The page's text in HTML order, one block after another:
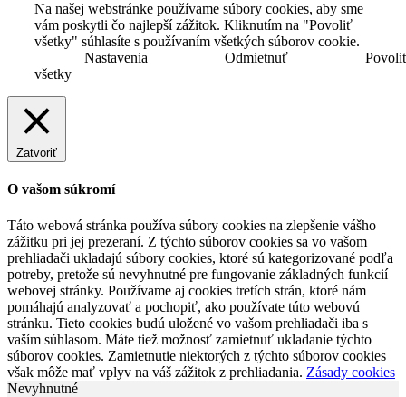
Na našej webstránke používame súbory cookies, aby sme
vám poskytli čo najlepší zážitok. Kliknutím na "Povoliť
všetky" súhlasíte s používaním všetkých súborov cookie.
Nastavenia
Odmietnuť
všetky
Zatvoriť
O vašom súkromí
Táto webová stránka používa súbory cookies na zlepšenie vášho
zážitku pri jej prezeraní. Z týchto súborov cookies sa vo vašom
prehliadači ukladajú súbory cookies, ktoré sú kategorizované podľa
potreby, pretože sú nevyhnutné pre fungovanie základných funkcií
webovej stránky. Používame aj cookies tretích strán, ktoré nám
pomáhajú analyzovať a pochopiť, ako používate túto webovú
stránku. Tieto cookies budú uložené vo vašom prehliadači iba s
vaším súhlasom. Máte tiež možnosť zamietnuť ukladanie týchto
súborov cookies. Zamietnutie niektorých z týchto súborov cookies
však môže mať vplyv na váš zážitok z prehliadania. Zásady cookies
Nevyhnutné